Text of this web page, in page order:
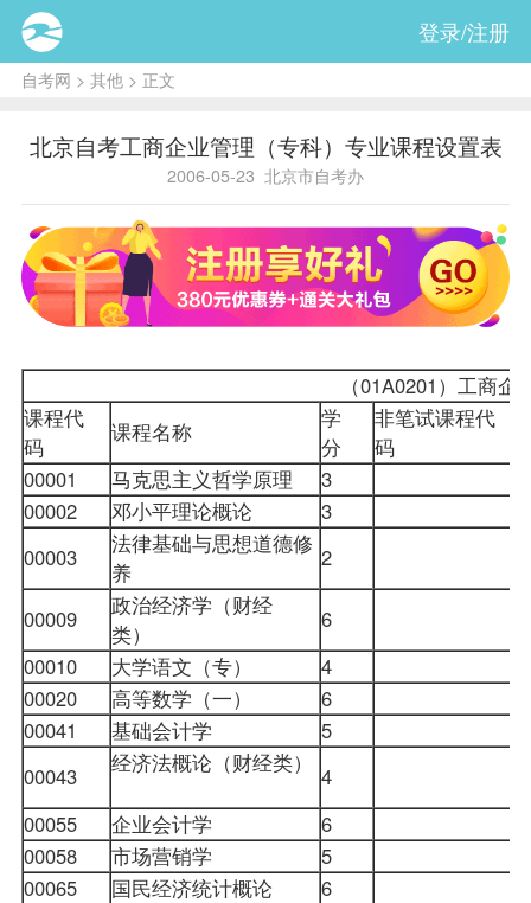
登录/注册
自考网 > 其他 > 正文
北京自考工商企业管理（专科）专业课程设置表
2006-05-23 北京市自考办
（01A0201） 工商企
课程代
码
课程名称
学
分
非笔试课程代
码
00001
马克思主义哲学原理
3
00002
邓小平理论概论
3
00003
法律基础与思想道德修
养
2
00009
政治经济学（财经
类）
6
00010
大学语文（专）
4
00020
高等数学（一）
6
00041
基础会计学
5
00043
经济法概论（财经类）
4
00055
企业会计学
6
00058
市场营销学
5
00065
国民经济统计概论
6